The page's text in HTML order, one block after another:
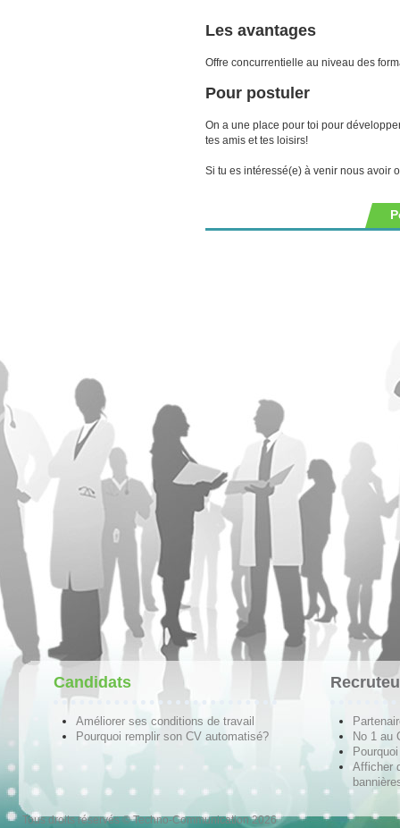
Les avantages
Offre concurrentielle au niveau des
Pour postuler
On a une place pour toi pour
tes amis et tes loisirs!
Si tu es intéressé(e) à venir nous avoir
Candidats
Améliorer ses conditions de travail
Pourquoi remplir son CV automatisé?
No 1 au
Afficher
Tous droits réservés © Techno-Communication 2026